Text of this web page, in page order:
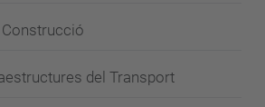
Construcció
del Transport